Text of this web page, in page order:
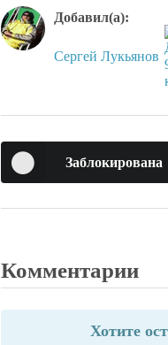
Добавил(а):
Сергей Лукьянов
Заблокирована
Комментарии
Хотите